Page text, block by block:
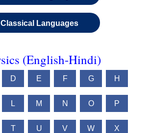
Classical Languages
(English-Hindi)
D E F G H
L M N O P
T U V W X